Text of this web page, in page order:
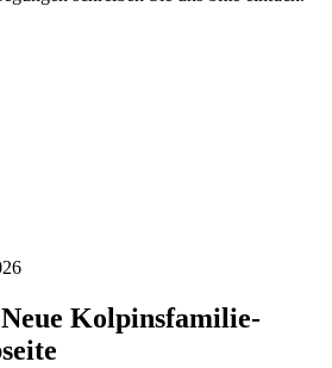
Kolpinsfamilie-